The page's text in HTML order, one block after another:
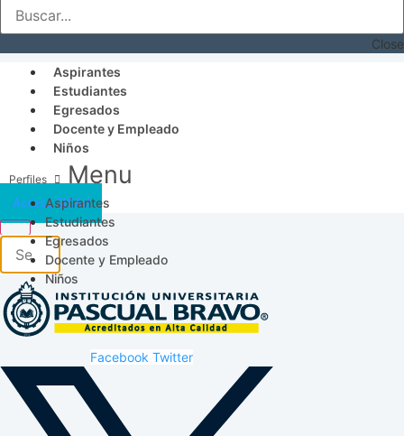
Close
Aspirantes
Estudiantes
Egresados
Docente y Empleado
Niños
Menu
Aspirantes
Estudiantes
Egresados
Docente y Empleado
Niños
Acceso SICAU
Facebook Twitter